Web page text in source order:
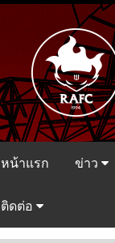
หน้าแรก ข่าว
ติดต่อ